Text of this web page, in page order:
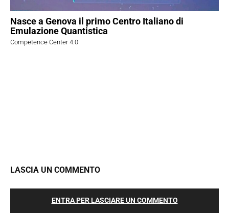
Nasce a Genova il primo Centro Italiano di
Emulazione Quantistica
Competence Center 4.0
LASCIA UN COMMENTO
ENTRA PER LASCIARE UN COMMENTO